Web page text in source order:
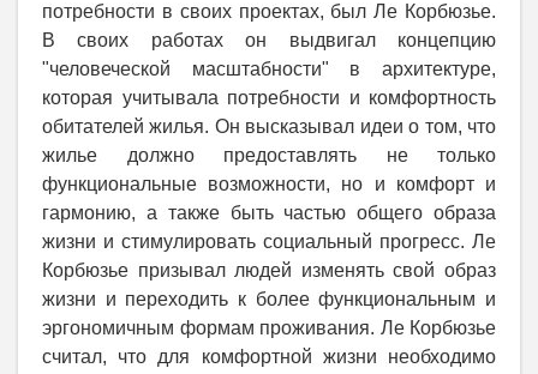
потребности в своих проектах, был Ле Корбюзье.
В своих работах он выдвигал концепцию
"человеческой масштабности" в архитектуре,
которая учитывала потребности и комфортность
обитателей жилья. Он высказывал идеи о том, что
жилье должно предоставлять не только
функциональные возможности, но и комфорт и
гармонию, а также быть частью общего образа
жизни и стимулировать социальный прогресс. Ле
Корбюзье призывал людей изменять свой образ
жизни и переходить к более функциональным и
эргономичным формам проживания. Ле Корбюзье
считал, что для комфортной жизни необходимо